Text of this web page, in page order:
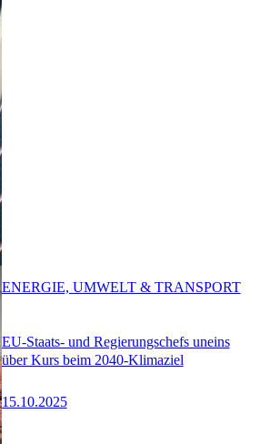
EU-Staats- und Regierungschefs uneins
über Kurs beim 2040-Klimaziel
15.10.2025
ENERGIE, UMWELT & TRANSPORT